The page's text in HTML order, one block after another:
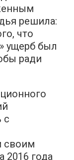
решила:
что
ущерб был
ради
с
своим
2016 года